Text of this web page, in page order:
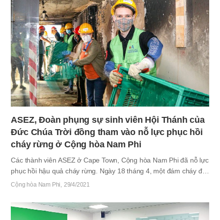
còn Hội Thánh Deokyang & Samsong, Goyang đã cử hành lễ thờ
phượng kỷ niệm trùng với buổi chiều và buổi tối ngày Sabát ngày
21 tháng 5. Các thánh đồ đã đón nhận tin tức…
ASEZ, Đoàn phụng sự sinh viên Hội Thánh của
Đức Chúa Trời đồng tham vào nỗ lực phục hồi
cháy rừng ở Cộng hòa Nam Phi
Các thành viên ASEZ ở Cape Town, Cộng hòa Nam Phi đã nỗ lực
phục hồi hậu quả cháy rừng. Ngày 18 tháng 4, một đám cháy đã
xảy ra trên Núi Table, một trong bảy kỳ quan thiên nhiên thế giới
do gió mạnh, nhưng 600ha rừng đã bị thiêu rụi và mười một công
trình gần đó, gồm cả sáu tòa nhà của Đại học Cape Town [UCT]
Cộng hòa Nam Phi 29/4/2021